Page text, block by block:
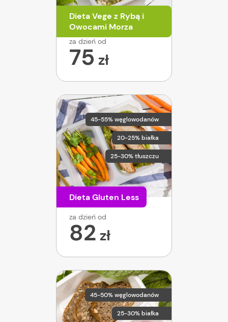
Dieta Vege z Rybą i
Owocami Morza
za dzień od
75 zł
45-55% węglowodanów
20-25% białka
25-30% tłuszczu
Dieta Gluten Less
za dzień od
82 zł
45-50% węglowodanów
25-30% białka